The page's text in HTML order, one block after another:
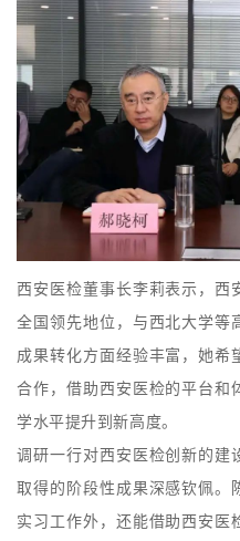
西安医检董事长李莉表示，西
全国领先地位，与西北大学等
成果转化方面经验丰富，她希
合作，借助西安医检的平台和
学水平提升到新高度。
调研一行对西安医检创新的建
取得的阶段性成果深感钦佩。
实习工作外，还能借助西安医